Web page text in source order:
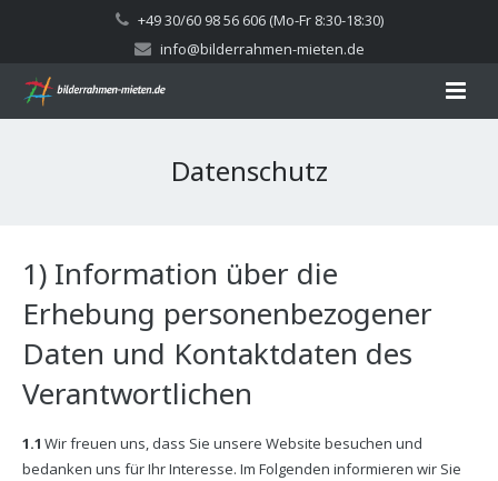
+49 30/60 98 56 606 (Mo-Fr 8:30-18:30)
info@bilderrahmen-mieten.de
Kontakt
AGBs
Datenschutz
1) Information über die
Erhebung personenbezogener
Daten und Kontaktdaten des
Verantwortlichen
1.1 Wir freuen uns, dass Sie unsere Website besuchen und
bedanken uns für Ihr Interesse. Im Folgenden informieren wir Sie